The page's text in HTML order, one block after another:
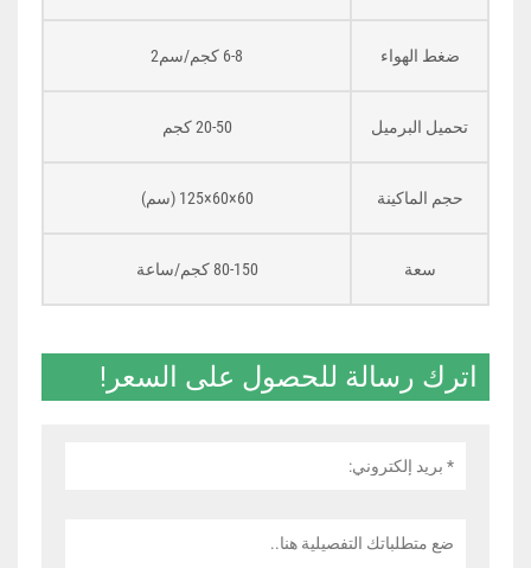
ضغط الهواء 6-8 كجم/سم2
تحميل البرميل 20-50 كجم
حجم الماكينة 60×60×125 (سم)
سعة 80-150 كجم/ساعة
اترك رسالة للحصول على السعر!